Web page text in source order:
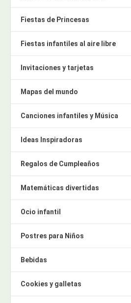
Fiestas de Princesas
Fiestas infantiles al aire libre
Invitaciones y tarjetas
Mapas del mundo
Canciones infantiles y Música
Ideas Inspiradoras
Regalos de Cumpleaños
Matemáticas divertidas
Ocio infantil
Postres para Niños
Bebidas
Cookies y galletas